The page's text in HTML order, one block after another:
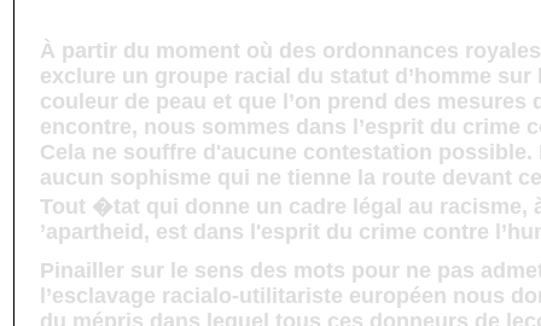
À partir du moment où des ordonnances
exclure un groupe racial du statut d’homme sur
couleur de peau et que l’on prend des mesures
encontre, nous sommes dans l’esprit du crime
Cela ne souffre d'aucune contestation
aucun sophisme qui ne tienne la route devant
Tout �tat qui donne un cadre légal au racisme,
’apartheid, est dans l'esprit du crime contre
Pinailler sur le sens des mots pour ne pas
l’esclavage racialo-utilitariste européen nous
du mépris dans lequel tous ces donneurs de